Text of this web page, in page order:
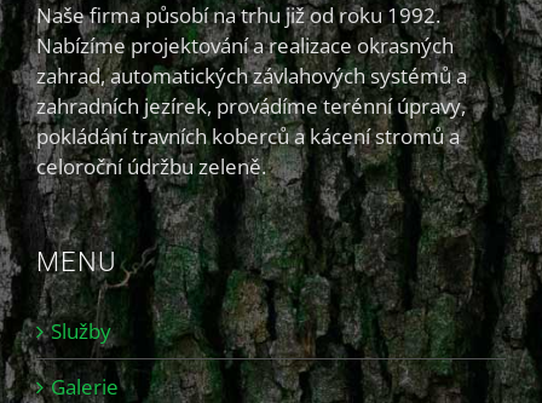
Naše firma působí na trhu již od roku 1992.
Nabízíme projektování a realizace okrasných
zahrad, automatických závlahových systémů a
zahradních jezírek, provádíme terénní úpravy,
pokládání travních koberců a kácení stromů a
celoroční údržbu zeleně.
MENU
Služby
Galerie